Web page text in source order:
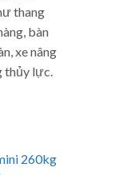
thang
bàn
xe nâng
thủy lực.
260kg